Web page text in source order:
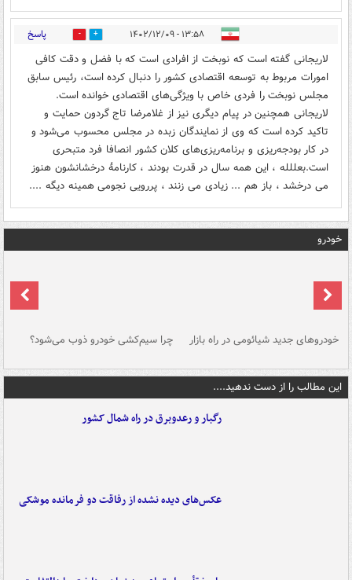
۱۳:۵۸ - ۱۴۰۲/۱۲/۰۹ 0 پاسخ
لاریجانی گفته است که نوبخت از افرادی است که با فضل و دقت کافی
امورات مربوط به توسعه اقتصادی کشور را دنبال کرده است، رئیس سابق
مجلس نوبخت را فردی خاص با ویژگی‌های اقتصادی خوانده است.
لاریجانی همچنین در پیام دیگری نیز از غلامرضا تاج گردون حمایت و
تاکید کرده است که وی از نمایندگان زبده در مجلس محسوب می‌شود و
در کار بودجه‌‎ریزی و برنامه‌ریزی‌های کلان کشور انصافا فرد متبحری
است.بعللله ، این همه سال در قدرت بودند ، کارنامهٔ درخشانشون هنوز
می درخشد ، باز هم ... زیادی می زنند ، پررویی نجومی همینه دیگه ....
خودرو
خودروهای جدید شیائومی در راه بازار چرا سیم‌کشی خودرو ذوب می‌شود؟
این مطالب را از دست ندهید....
رگبار و رعدوبرق در راه شمال کشور
عکس‌های دیده نشده از رفاقت دو فرمانده‌ موشکی